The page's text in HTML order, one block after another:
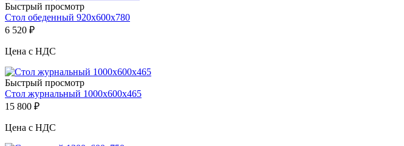
Быстрый просмотр
Стол обеденный 920х600х780
6 520 ₽
Цена с НДС
Быстрый просмотр
Стол журнальный 1000х600х465
15 800 ₽
Цена с НДС